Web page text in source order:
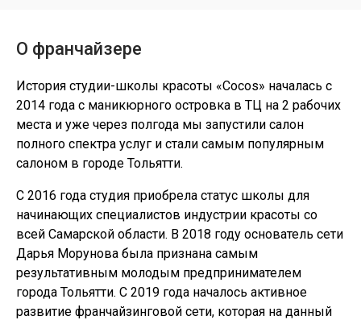
О франчайзере
История студии-школы красоты «Cocos» началась с
2014 года с маникюрного островка в ТЦ на 2 рабочих
места и уже через полгода мы запустили салон
полного спектра услуг и стали самым популярным
салоном в городе Тольятти.
С 2016 года студия приобрела статус школы для
начинающих специалистов индустрии красоты со
всей Самарской области. В 2018 году основатель сети
Дарья Морунова была признана самым
результативным молодым предпринимателем
города Тольятти. С 2019 года началось активное
развитие франчайзинговой сети, которая на данный